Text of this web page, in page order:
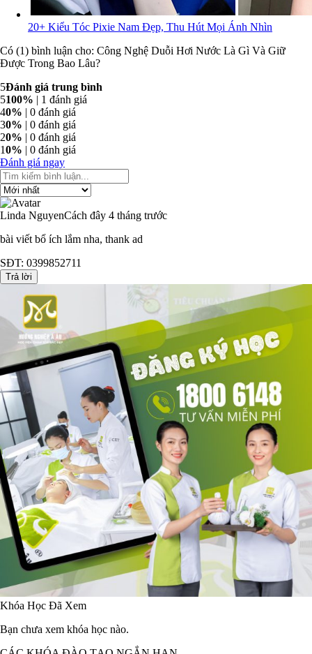
20+ Kiểu Tóc Pixie Nam Đẹp, Thu Hút Mọi Ánh Nhìn
Có (1) bình luận cho: Công Nghệ Duỗi Hơi Nước Là Gì Và Giữ
Được Trong Bao Lâu?
5Đánh giá trung bình
5100% | 1 đánh giá
40% | 0 đánh giá
30% | 0 đánh giá
20% | 0 đánh giá
10% | 0 đánh giá
Đánh giá ngay
Linda NguyenCách đây 4 tháng trước
bài viết bổ ích lắm nha, thank ad
SĐT: 0399852711
Trả lời
Khóa Học Đã Xem
Bạn chưa xem khóa học nào.